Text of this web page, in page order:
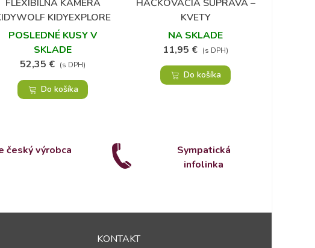
FLEXIBILNÁ KAMERA
KIDYEXPLORE
POSLEDNÉ KUSY V
SKLADE
52,35 € (s DPH)
Do košíka
HÁČKOVACIA SÚPRAVA –
KVETY
NA SKLADE
11,95 € (s DPH)
Do košíka
český výrobca
Sympatická
infolinka
KONTAKT